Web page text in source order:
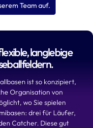
Team auf.
langlebige
ist so konzipiert,
Organisation von
wo Sie spielen
drei für Läufer,
Catcher. Diese gut